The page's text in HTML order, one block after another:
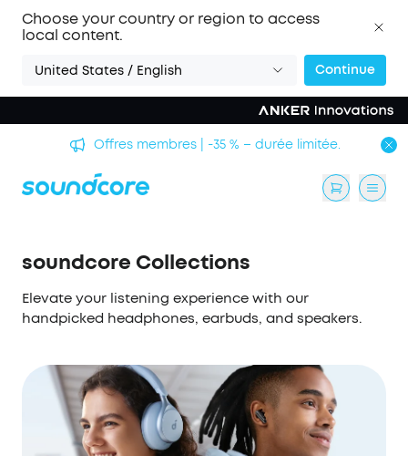
Choose your country or region to access
local content.
United States / English Continue
Offres membres | -35 % – durée limitée.
soundcore Collections
Elevate your listening experience with our
handpicked headphones, earbuds, and speakers.